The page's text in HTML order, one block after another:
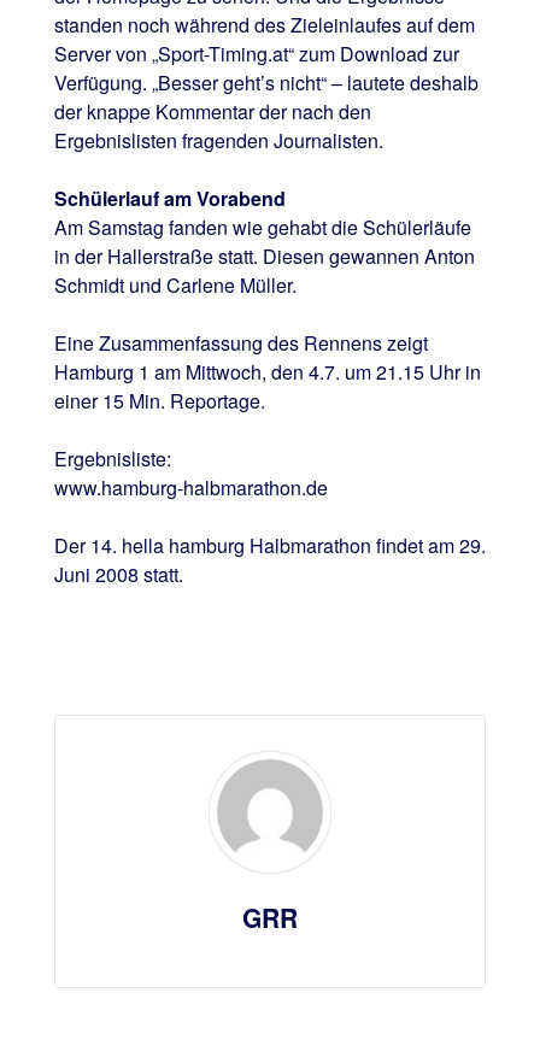
standen noch während des Zieleinlaufes auf dem
Server von „Sport-Timing.at“ zum Download zur
Verfügung. „Besser geht’s nicht“ – lautete deshalb
der knappe Kommentar der nach den
Ergebnislisten fragenden Journalisten.
Schülerlauf am Vorabend
Am Samstag fanden wie gehabt die Schülerläufe
in der Hallerstraße statt. Diesen gewannen Anton
Schmidt und Carlene Müller.
Eine Zusammenfassung des Rennens zeigt
Hamburg 1 am Mittwoch, den 4.7. um 21.15 Uhr in
einer 15 Min. Reportage.
Ergebnisliste:
www.hamburg-halbmarathon.de
Der 14. hella hamburg Halbmarathon findet am 29.
Juni 2008 statt.
GRR